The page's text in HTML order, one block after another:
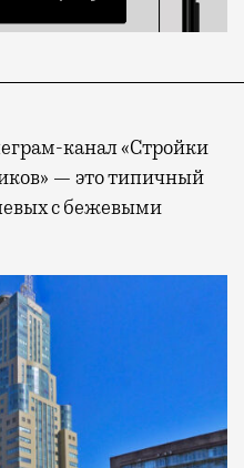
канал «Стройки
— это типичный
с бежевыми